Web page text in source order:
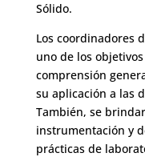
Sólido.
Los coordinadores
uno de los
comprensión
su aplicación a las
También, se
instrumentación y
prácticas de